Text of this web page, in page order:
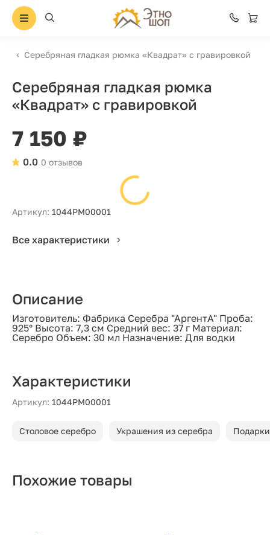
Серебряная гладкая рюмка «Квадрат» с гравировкой
Серебряная гладкая рюмка
«Квадрат» с гравировкой
7 150 ₽
0 отзывов
0.0
Артикул: 1044РМ00001
Все характеристики
Описание
Изготовитель: Фабрика Серебра "АргентА" Проба:
925° Высота: 7,3 см Средний вес: 37 г Материал:
Серебро Объем: 30 мл Назначение: Для водки
Характеристики
Артикул: 1044РМ00001
Столовое серебро Украшения из серебра
Похожие товары